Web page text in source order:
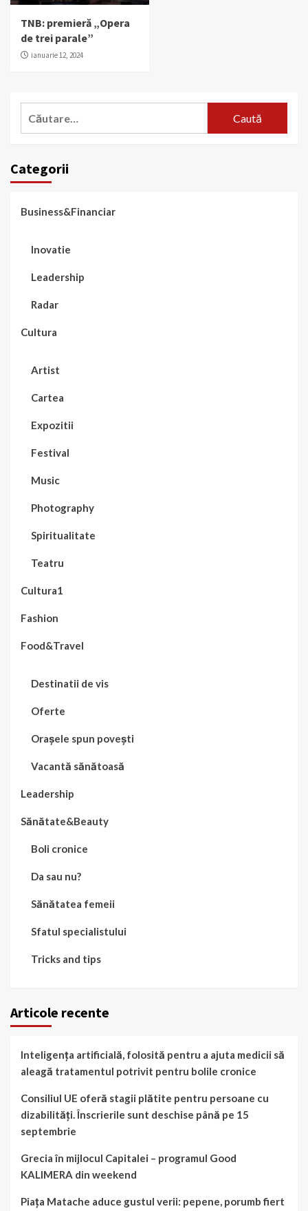
TNB: premieră „Opera
de trei parale”
ianuarie 12, 2024
Categorii
Business&Financiar
Inovatie
Leadership
Radar
Cultura
Artist
Cartea
Expozitii
Festival
Music
Photography
Spiritualitate
Teatru
Cultura1
Fashion
Food&Travel
Destinatii de vis
Oferte
Orașele spun povești
Vacantă sănătoasă
Leadership
Sănătate&Beauty
Boli cronice
Da sau nu?
Sănătatea femeii
Sfatul specialistului
Tricks and tips
Articole recente
Inteligența artificială, folosită pentru a ajuta medicii să
aleagă tratamentul potrivit pentru bolile cronice
Consiliul UE oferă stagii plătite pentru persoane cu
dizabilități. Înscrierile sunt deschise până pe 15
septembrie
Grecia în mijlocul Capitalei – programul Good
KALIMERA din weekend
Piața Matache aduce gustul verii: pepene, porumb fiert